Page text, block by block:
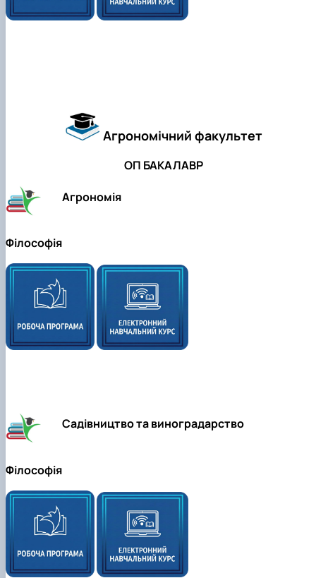
Агрономічний факультет
ОП БАКАЛАВР
Агрономія
Філософія
Садівництво та виноградарство
Філософія